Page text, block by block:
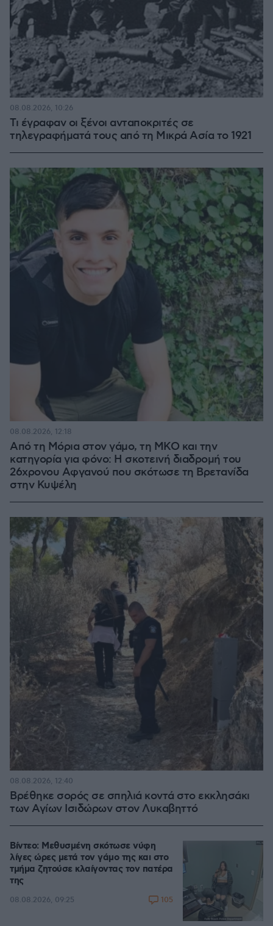
Τι έγραφαν οι ξένοι ανταποκριτές σε
τηλεγραφήματά τους από τη Μικρά Ασία το 1921
08.08.2026, 10:26
Από τη Μόρια στον γάμο, τη ΜΚΟ και την
κατηγορία για φόνο: Η σκοτεινή διαδρομή του
26χρονου Αφγανού που σκότωσε τη Βρετανίδα
στην Κυψέλη
08.08.2026, 12:18
Βρέθηκε σορός σε σπηλιά κοντά στο εκκλησάκι
των Αγίων Ισιδώρων στον Λυκαβηττό
08.08.2026, 12:40
Βίντεο: Μεθυσμένη σκότωσε νύφη
λίγες ώρες μετά τον γάμο της και στο
τμήμα ζητούσε κλαίγοντας τον πατέρα
της
08.08.2026, 09:25 105